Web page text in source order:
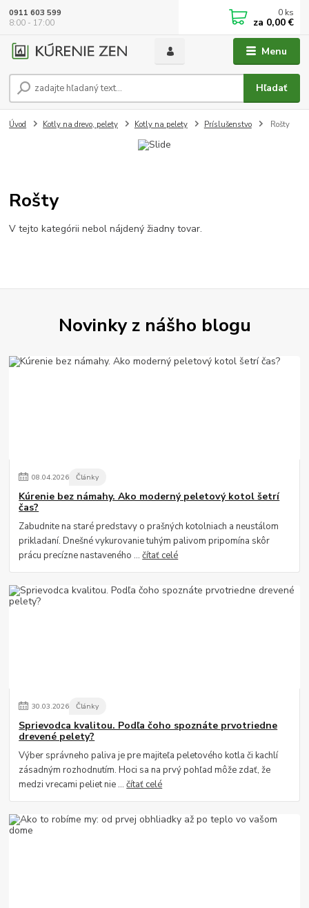
Menu
Hľadať
0911 603 599
8:00 - 17:00
0 ks
za 0,00 €
Úvod Kotly na drevo, pelety Kotly na pelety Príslušenstvo Rošty
Rošty
V tejto kategórii nebol nájdený žiadny tovar.
Novinky z nášho blogu
08.04.2026 Články
Kúrenie bez námahy. Ako moderný peletový kotol šetrí
čas?
Zabudnite na staré predstavy o prašných kotolniach a neustálom
prikladaní. Dnešné vykurovanie tuhým palivom pripomína skôr
prácu precízne nastaveného ...čítať celé
30.03.2026 Články
Sprievodca kvalitou. Podľa čoho spoznáte prvotriedne
drevené pelety?
Výber správneho paliva je pre majiteľa peletového kotla či kachlí
zásadným rozhodnutím. Hoci sa na prvý pohľad môže zdať, že
medzi vrecami peliet nie ...čítať celé